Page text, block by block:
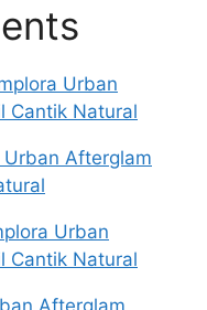
Urban
Cantik Natural
Urban Afterglam
Urban
Cantik Natural